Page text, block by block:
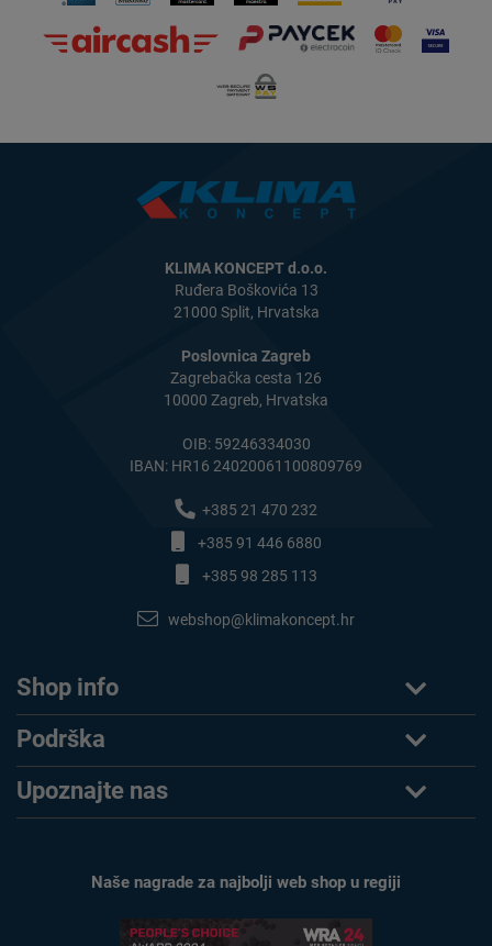
KLIMA KONCEPT d.o.o.
Ruđera Boškovića 13
21000 Split, Hrvatska
Poslovnica Zagreb
Zagrebačka cesta 126
10000 Zagreb, Hrvatska
OIB: 59246334030
IBAN: HR16 24020061100809769
+385 21 470 232
+385 91 446 6880
+385 98 285 113
webshop@klimakoncept.hr
Shop info
Podrška
Upoznajte nas
Naše nagrade za najbolji web shop u regiji